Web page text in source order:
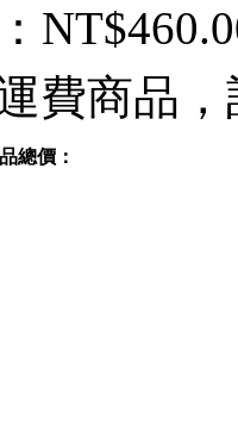
費商品
總價：